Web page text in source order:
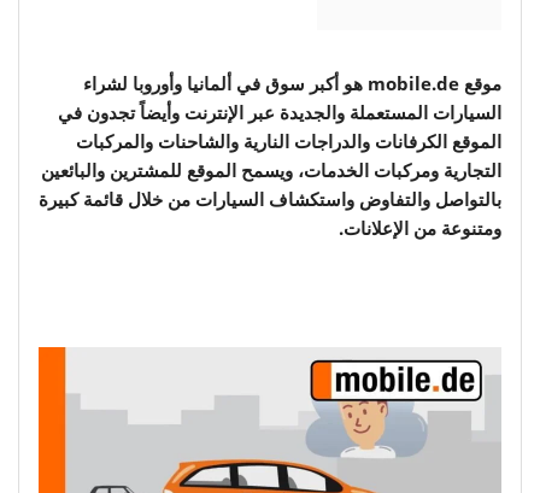
موقع mobile.de هو أكبر سوق في ألمانيا وأوروبا لشراء
السيارات المستعملة والجديدة عبر الإنترنت وأيضاً تجدون في
الموقع الكرفانات والدراجات النارية والشاحنات والمركبات
التجارية ومركبات الخدمات، ويسمح الموقع للمشترين والبائعين
بالتواصل والتفاوض واستكشاف السيارات من خلال قائمة كبيرة
ومتنوعة من الإعلانات.